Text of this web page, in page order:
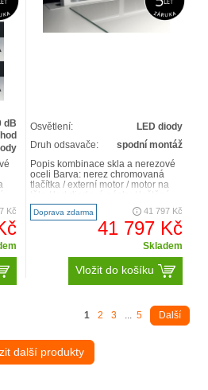
dB
Kč
Osvětlení:
LED diody
Druh odsavače:
spodní montáž
Popis kombinace skla a nerezové
oceli Barva: nerez chromovaná
tlačítka / externí motor / motor na
nerezový..
Doprava zdarma 41 797 Kč
41 797 Kč
Skladem
Vložit do košíku
1 2 3 ... 5 Další
další produkty